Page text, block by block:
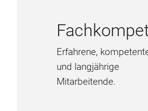
Erfahrene,
und langjährige
Mitarbeitende.